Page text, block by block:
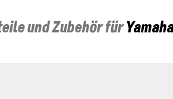
und Zubehör fürYamaha